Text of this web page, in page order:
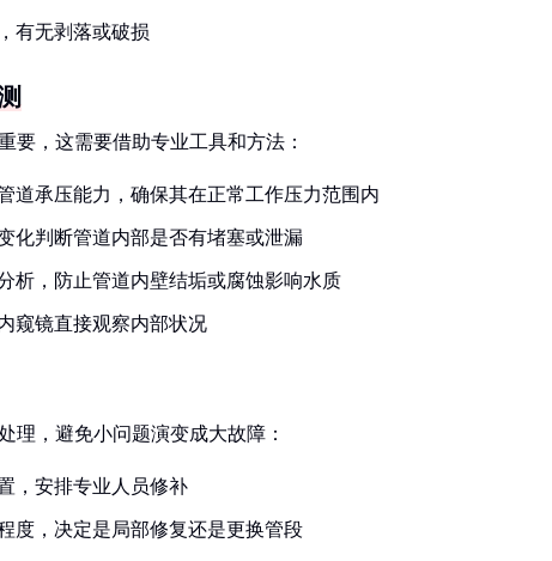
有无剥落或破损
要，这需要借助专业工具和方法：
道承压能力，确保其在正常工作压力范围内
化判断管道内部是否有堵塞或泄漏
析，防止管道内壁结垢或腐蚀影响水质
窥镜直接观察内部状况
理，避免小问题演变成大故障：
，安排专业人员修补
度，决定是局部修复还是更换管段